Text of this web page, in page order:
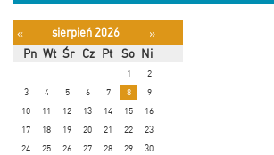
« sierpień 2026
»
Pn Wt Śr Cz Pt So Ni
1
2
3
4 5 6 7 8
9
10
11 12 13 14 15
16
17
18 19 20 21 22
23
24
25 26 27 28 29 30